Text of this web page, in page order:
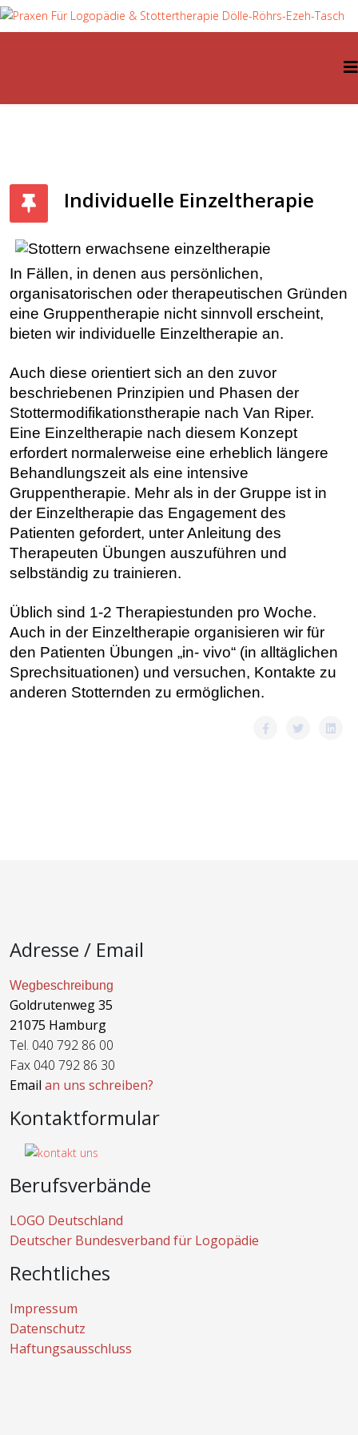
Individuelle Einzeltherapie
In Fällen, in denen aus persönlichen,
organisatorischen oder therapeutischen Gründen
eine Gruppentherapie nicht sinnvoll erscheint,
bieten wir individuelle Einzeltherapie an.
Auch diese orientiert sich an den zuvor
beschriebenen Prinzipien und Phasen der
Stottermodifikationstherapie nach Van Riper.
Eine Einzeltherapie nach diesem Konzept
erfordert normalerweise eine erheblich längere
Behandlungszeit als eine intensive
Gruppentherapie. Mehr als in der Gruppe ist in
der Einzeltherapie das Engagement des
Patienten gefordert, unter Anleitung des
Therapeuten Übungen auszuführen und
selbständig zu trainieren.
Üblich sind 1-2 Therapiestunden pro Woche.
Auch in der Einzeltherapie organisieren wir für
den Patienten Übungen „in- vivo“ (in alltäglichen
Sprechsituationen) und versuchen, Kontakte zu
anderen Stotternden zu ermöglichen.
Adresse / Email
Wegbeschreibung
Goldrutenweg 35
21075 Hamburg
Tel. 040 792 86 00
Fax 040 792 86 30
Email an uns schreiben?
Kontaktformular
Berufsverbände
LOGO Deutschland
Deutscher Bundesverband für Logopädie
Rechtliches
Impressum
Datenschutz
Haftungsausschluss